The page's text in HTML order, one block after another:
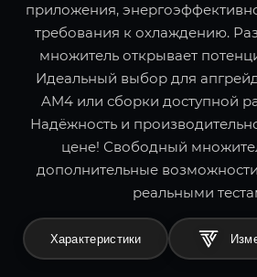
приложения,
требования к охлаждению.
множитель открывает
Идеальный выбор для
AM4 или сборки доступной
Надёжность и
цене! Свободный
дополнительные
реальными
Характеристики